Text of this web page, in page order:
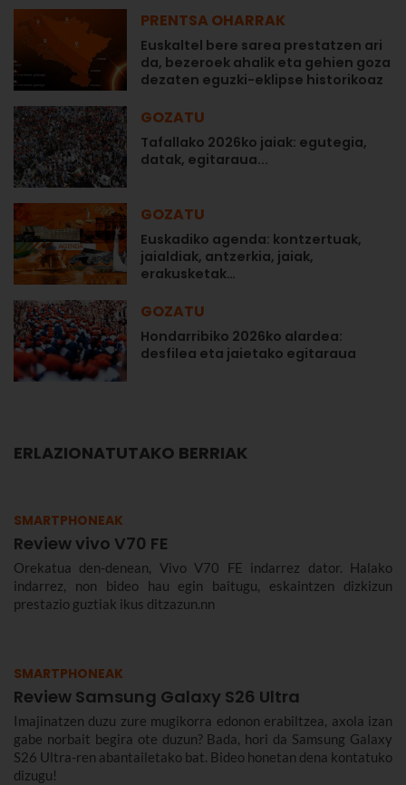
PRENTSA OHARRAK
Euskaltel bere sarea prestatzen ari
da, bezeroek ahalik eta gehien goza
dezaten eguzki-eklipse historikoaz
GOZATU
Tafallako 2026ko jaiak: egutegia,
datak, egitaraua...
GOZATU
Euskadiko agenda: kontzertuak,
jaialdiak, antzerkia, jaiak,
erakusketak…
GOZATU
Hondarribiko 2026ko alardea:
desfilea eta jaietako egitaraua
ERLAZIONATUTAKO BERRIAK
SMARTPHONEAK
Review vivo V70 FE
Orekatua den-denean, Vivo V70 FE indarrez dator. Halako
indarrez, non bideo hau egin baitugu, eskaintzen dizkizun
prestazio guztiak ikus ditzazun.nn
SMARTPHONEAK
Review Samsung Galaxy S26 Ultra
Imajinatzen duzu zure mugikorra edonon erabiltzea, axola izan
gabe norbait begira ote duzun? Bada, hori da Samsung Galaxy
S26 Ultra-ren abantailetako bat. Bideo honetan dena kontatuko
dizugu!